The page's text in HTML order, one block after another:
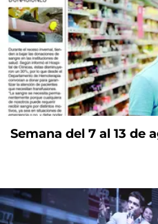
Semana del 7 al 13 de